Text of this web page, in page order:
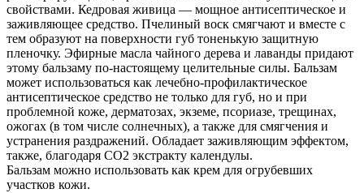
свойствами. Кедровая живица — мощное антисептическое и
заживляющее средство. Пчелиный воск смягчают и вместе с
тем образуют на поверхности губ тоненькую защитную
пленочку. Эфирные масла чайного дерева и лаванды придают
этому бальзаму по-настоящему целительные силы. Бальзам
может использоваться как лечебно-профилактическое
антисептическое средство не только для губ, но и при
проблемной коже, дерматозах, экземе, псориазе, трещинах,
ожогах (в том числе солнечных), а также для смягчения и
устранения раздражений. Обладает заживляющим эффектом,
также, благодаря СО2 экстракту календулы.
Бальзам можно использовать как крем для огрубевших
участков кожи.